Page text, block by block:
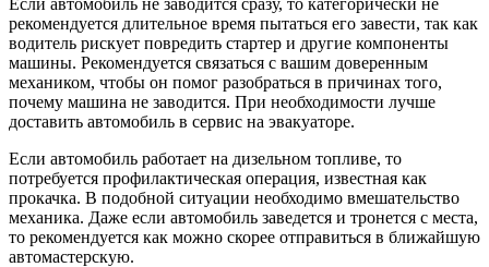
рекомендуется длительное время пытаться его завести, так как
водитель рискует повредить стартер и другие компоненты
машины. Рекомендуется связаться с вашим доверенным
механиком, чтобы он помог разобраться в причинах того,
почему машина не заводится. При необходимости лучше
доставить автомобиль в сервис на эвакуаторе.
Если автомобиль работает на дизельном топливе, то
потребуется профилактическая операция, известная как
прокачка. В подобной ситуации необходимо вмешательство
механика. Даже если автомобиль заведется и тронется с места,
то рекомендуется как можно скорее отправиться в ближайшую
автомастерскую.